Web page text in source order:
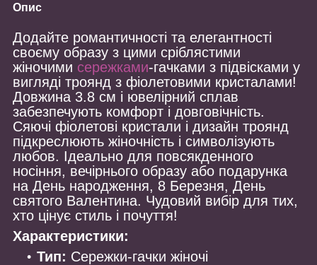
Опис
Додайте романтичності та елегантності
своєму образу з цими сріблястими
жіночими сережками-гачками з підвісками у
вигляді троянд з фіолетовими кристалами!
Довжина 3.8 см і ювелірний сплав
забезпечують комфорт і довговічність.
Сяючі фіолетові кристали і дизайн троянд
підкреслюють жіночність і символізують
любов. Ідеально для повсякденного
носіння, вечірнього образу або подарунка
на День народження, 8 Березня, День
святого Валентина. Чудовий вибір для тих,
хто цінує стиль і почуття!
Характеристики:
Тип: Сережки-гачки жіночі